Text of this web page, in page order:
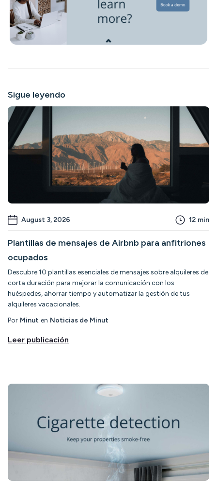
Sigue leyendo
August 3, 2026 12 min
Plantillas de mensajes de Airbnb para anfitriones
ocupados
Descubre 10 plantillas esenciales de mensajes sobre alquileres de
corta duración para mejorar la comunicación con los
huéspedes, ahorrar tiempo y automatizar la gestión de tus
alquileres vacacionales.
Por Minut en Noticias de Minut
Leer publicación